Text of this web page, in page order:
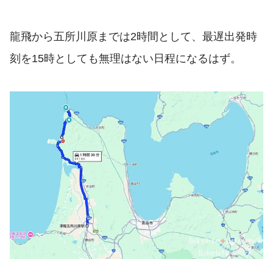
龍飛から五所川原までは2時間として、最遅出発時
刻を15時としても無理はない日程になるはず。